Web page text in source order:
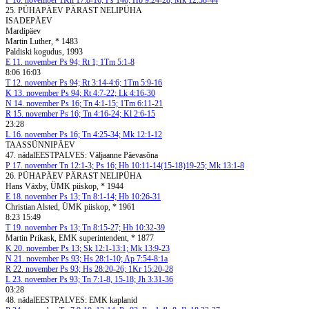
25. PÜHAPÄEV PÄRAST NELIPÜHA
ISADEPÄEV
Mardipäev
Martin Luther, * 1483
Paldiski kogudus, 1993
E 11. november Ps 94; Rt 1; 1Tm 5:1-8
8:06 16:03
T12. november Ps 94; Rt 3:14-4:6; 1Tm 5:9-16
K 13. november Ps 94; Rt 4:7-22; Lk 4:16-30
N 14. november Ps 16; Tn 4:1-15; 1Tm 6:11-21
R 15. november Ps 16; Tn 4:16-24; Kl 2:6-15
23:28
L 16. november Ps 16; Tn 4:25-34; Mk 12:1-12
TAASSÜNNIPÄEV
47. nädalEESTPALVES: Väljaanne Päevasõna
P 17. november Tn 12:1-3; Ps 16; Hb 10:11-14(15-18)19-25; Mk 13:1-8
26. PÜHAPÄEV PÄRAST NELIPÜHA
Hans Växby, ÜMK piiskop, * 1944
E 18. november Ps 13; Tn 8:1-14; Hb 10:26-31
Christian Alsted, ÜMK piiskop, * 1961
8:23 15:49
T19. november Ps 13; Tn 8:15-27; Hb 10:32-39
Martin Prikask, EMK superintendent, * 1877
K 20. november Ps 13; Sk 12:1-13:1; Mk 13:9-23
N 21. november Ps 93; Hs 28:1-10; Ap 7:54-8:1a
R 22. november Ps 93; Hs 28:20-26; 1Kr 15:20-28
L 23. november Ps 93; Tn 7:1-8, 15-18; Jh 3:31-36
03:28
48. nädalEESTPALVES: EMK kaplanid